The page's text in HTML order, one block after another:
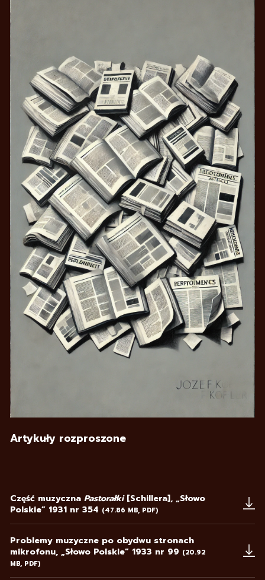
Artykuły rozproszone
Część muzyczna Pastorałki[Schillera], „Słowo
Polskie” 1931 nr 354 (47.86 MB, PDF)
Uwaga, link zostanie otwarty w nowym oknie
Problemy muzyczne po obydwu stronach
mikrofonu, „Słowo Polskie” 1933 nr 99 (20.92
MB, PDF)
Uwaga, link zostanie otwarty w nowym oknie